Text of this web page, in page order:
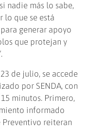
nadie más lo sabe,
lo que se está
generar apoyo
que protejan y
de julio, se accede
por SENDA, con
minutos. Primero,
informado
Preventivo reiteran